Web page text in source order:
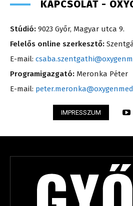
KAPCSOLAT -
Stúdió: 9023 Győr, Magyar utca 9.
Felelős online szerkesztő:
E-mail:
Programigazgató: Meronka Péter
E-mail:
IMPRESSZUM